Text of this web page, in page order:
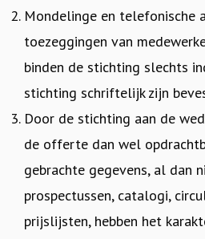
Mondelinge en telefonische
toezeggingen van
binden de stichting slechts
stichting schriftelijk zijn
Door de stichting aan de
de offerte dan wel
gebrachte gegevens, al dan
prospectussen, catalogi,
prijslijsten, hebben het